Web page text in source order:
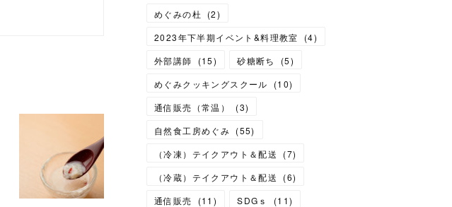
めぐみの杜 (2)
2023年下半期イベント&料理教室
(4)
外部講師
(15) 砂糖断ち (5)
めぐみクッキングスクール
(10)
通信販売（常温）
(3)
自然食工房めぐみ (55)
（冷凍）テイクアウト＆配送
(7)
（冷蔵）テイクアウト＆配送
(6)
通信販売
(11 ) SDGｓ (11)